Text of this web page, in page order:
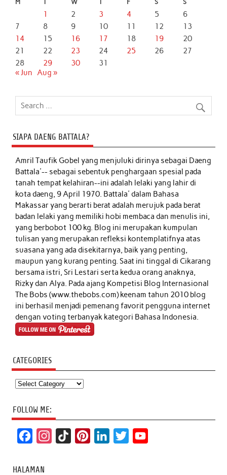
M W F S S
1 2 3 4 5
6
7
8 9 10 11 12
13
14
15 16 17 18 19
20
21
22 23 24 25 26
27
28
29 30
31
« Jun Aug »
SIAPA DAENG BATTALA?
Amril Taufik Gobelyang menjuluki dirinya sebagai Daeng
Battala'-- sebagai sebentuk penghargaan spesial pada
tanah tempat kelahiran--ini adalah lelaki yang lahir di
kota daeng, 9 April 1970. Battala' dalam Bahasa
Makassar yang berarti berat adalah merujuk pada berat
badan lelaki yang memiliki hobi membaca dan menulis ini,
yang berbobot 100 kg. Blog ini merupakan kumpulan
tulisan yang merupakan refleksi kontemplatifnya atas
suasana yang ada disekitarnya, baik yang penting,
maupun yang kurang penting. Saat ini tinggal di Cikarang
bersama istri, Sri Lestari serta kedua orang anaknya,
Rizky dan Alya. Pada ajang Kompetisi Blog Internasional
The Bobs (www.thebobs.com) keenam tahun 2010 blog
ini berhasil menjadi pemenang favorit pengguna internet
dengan voting terbanyak kategori Bahasa Indonesia.
CATEGORIES
Categories
FOLLOW ME:
c
HALAMAN